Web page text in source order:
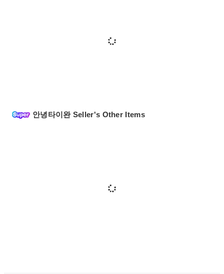
안녕타이완 Seller's Other Items